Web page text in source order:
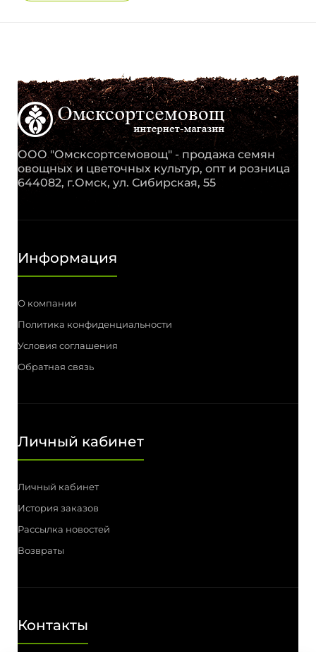
ООО "Омсксортсемовощ" - продажа семян
овощных и цветочных культур, опт и розница
644082, г.Омск, ул. Сибирская, 55
Информация
О компании
Политика конфиденциальности
Условия соглашения
Обратная связь
Личный кабинет
Личный кабинет
История заказов
Рассылка новостей
Возвраты
Контакты